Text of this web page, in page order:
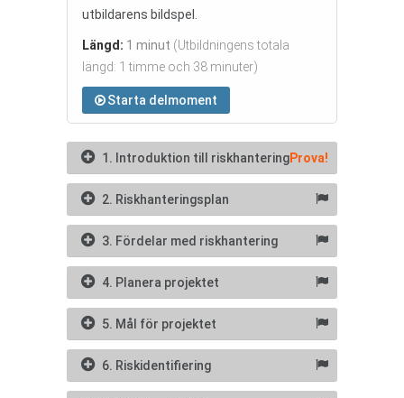
utbildarens bildspel.
Längd: 1 minut (Utbildningens totala
längd: 1 timme och 38 minuter)
Starta delmoment
1. Introduktion till riskhanteringProva!
2. Riskhanteringsplan
3. Fördelar med riskhantering
4. Planera projektet
5. Mål för projektet
6. Riskidentifiering